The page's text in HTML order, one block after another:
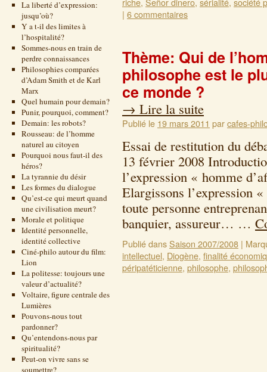
La liberté d’expression:
jusqu’où?
Y a t-il des limites à
l’hospitalité?
Sommes-nous en train de
perdre connaissances
Philosophies comparées
d’Adam Smith et de Karl
Marx
Quel humain pour demain?
Punir, pourquoi, comment?
Demain: les robots?
Rousseau: de l’homme
naturel au citoyen
Pourquoi nous faut-il des
héros?
La tyrannie du désir
Les formes du dialogue
Qu’est-ce qui meurt quand
une civilisation meurt?
Morale et politique
Identité personnelle,
identité collective
Ciné-philo autour du film:
Lion
La politesse: toujours une
valeur d’actualité?
Voltaire, figure centrale des
Lumières
Pouvons-nous tout
pardonner?
Qu’entendons-nous par
spiritualité?
Peut-on vivre sans se
soumettre?
| 6 commentaires
Thème: Qui de
philosophe est le
ce monde ?
→ Lire la suite
Publié le 19 mars 2011 parcafes-
Essai de restitution du
13 février 2008
l’expression « homme
Elargissons l’expression
toute personne
banquier, assureur… …
Publié dansSaison 2007/2008 |
intellectuel, Diogène, finalité
péripatéticienne, philosophe,